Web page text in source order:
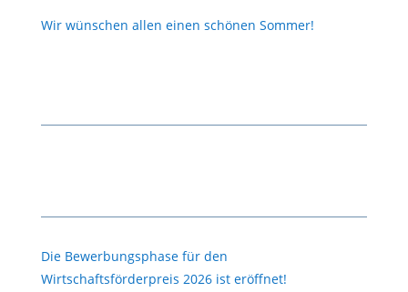
Wir wünschen allen einen schönen Sommer!
Die Bewerbungsphase für den
Wirtschaftsförderpreis 2026 ist eröffnet!